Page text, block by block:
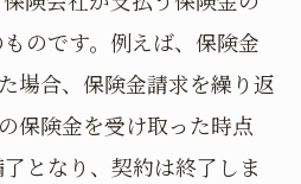
のです。例えば、保険金
場合、保険金請求を繰り返
保険金を受け取った時点
となり、契約は終了しま